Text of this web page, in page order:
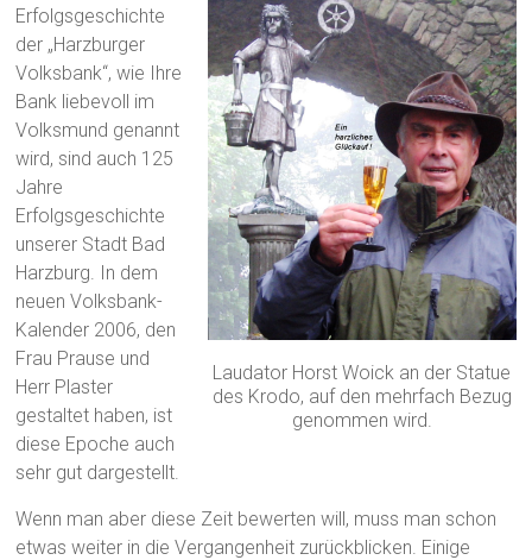
Laudator Horst Woick an der Statue
des Krodo, auf den mehrfach Bezug
genommen wird.
Erfolgsgeschichte
der „Harzburger
Volksbank“, wie Ihre
Bank liebevoll im
Volksmund genannt
wird, sind auch 125
Jahre
Erfolgsgeschichte
unserer Stadt Bad
Harzburg. In dem
neuen Volksbank-
Kalender 2006, den
Frau Prause und
Herr Plaster
gestaltet haben, ist
diese Epoche auch
sehr gut dargestellt.
Wenn man aber diese Zeit bewerten will, muss man schon
etwas weiter in die Vergangenheit zurückblicken. Einige